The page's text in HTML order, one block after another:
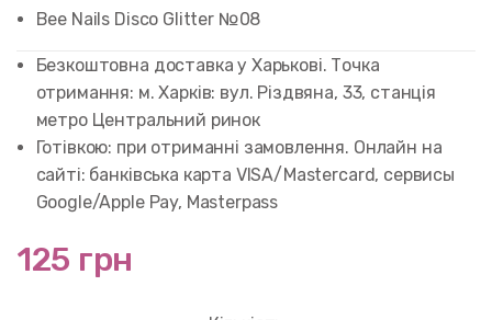
5.00
out of
5 based on
rating
Bee Nails Disco Glitter №08
Безкоштовна доставка у Харькові. Точка
отримання: м. Харків: вул. Різдвяна, 33, станція
метро Центральний ринок
Готівкою: при отриманні замовлення. Онлайн на
сайті: банківська карта VISA/Mastercard, сервисы
Google/Apple Pay, Masterpass
125 грн